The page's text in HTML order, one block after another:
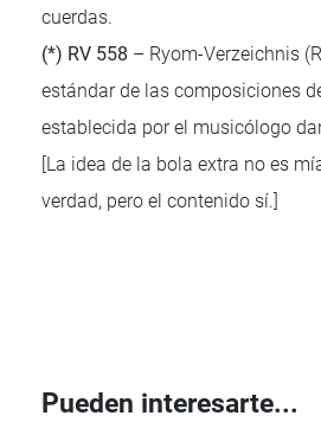
cuerdas.
(*) RV 558 – Ryom-Verzeichnis
estándar de las composiciones
establecida por el musicólogo
[La idea de la bola extra no es
verdad, pero el contenido sí.]
Pueden interesarte...